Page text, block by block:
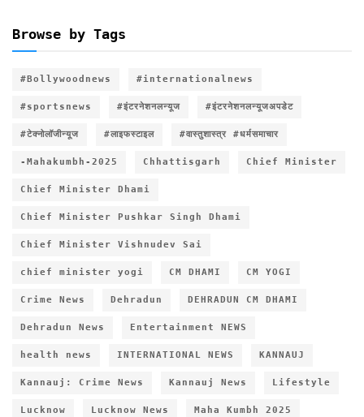
Browse by Tags
#Bollywoodnews #internationalnews
#sportsnews #इंटरनेशनलन्यूज #इंटरनेशनलन्यूजअपडेट
#टेक्नोलॉजीन्यूज #लाइफस्टाइल #वास्तुशास्त्र #धर्मसमाचार
-Mahakumbh-2025 Chhattisgarh Chief Minister
Chief Minister Dhami
Chief Minister Pushkar Singh Dhami
Chief Minister Vishnudev Sai
chief minister yogi CM DHAMI CM YOGI
Crime News Dehradun DEHRADUN CM DHAMI
Dehradun News Entertainment NEWS
health news INTERNATIONAL NEWS KANNAUJ
Kannauj: Crime News Kannauj News Lifestyle
Lucknow Lucknow News Maha Kumbh 2025